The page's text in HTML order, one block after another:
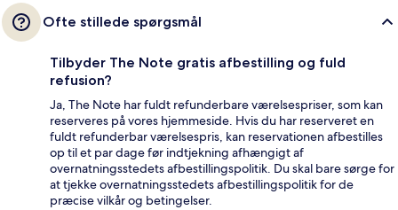
Ofte stillede spørgsmål
Tilbyder The Note gratis afbestilling og fuld
refusion?
Ja, The Note har fuldt refunderbare værelsespriser, som kan
reserveres på vores hjemmeside. Hvis du har reserveret en
fuldt refunderbar værelsespris, kan reservationen afbestilles
op til et par dage før indtjekning afhængigt af
overnatningsstedets afbestillingspolitik. Du skal bare sørge for
at tjekke overnatningsstedets afbestillingspolitik for de
præcise vilkår og betingelser.